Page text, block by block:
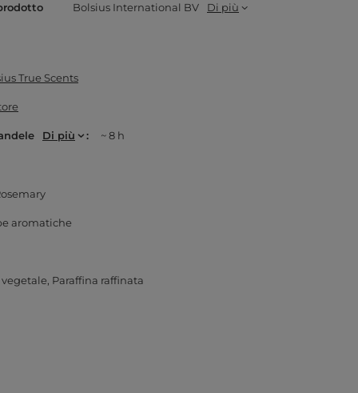
Bolsius International BV Di più
True Scents
Di più ~ 8 h
aromatiche
vegetale Paraffina raffinata